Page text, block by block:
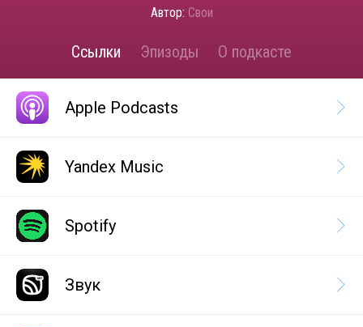
Автор: Свои
Ссылки Эпизоды О подкасте
Apple Podcasts
Yandex Music
Spotify
Звук